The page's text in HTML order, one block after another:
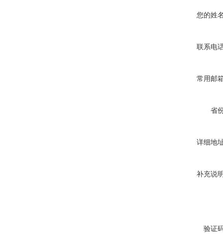
您的姓
联系电
常用邮
省
详细地
补充说
验证